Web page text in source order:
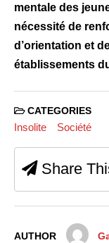
mentale des
nécessité de
d’orientation et
établissements
CATEGORIES
Insolite Société
Share
AUTHOR